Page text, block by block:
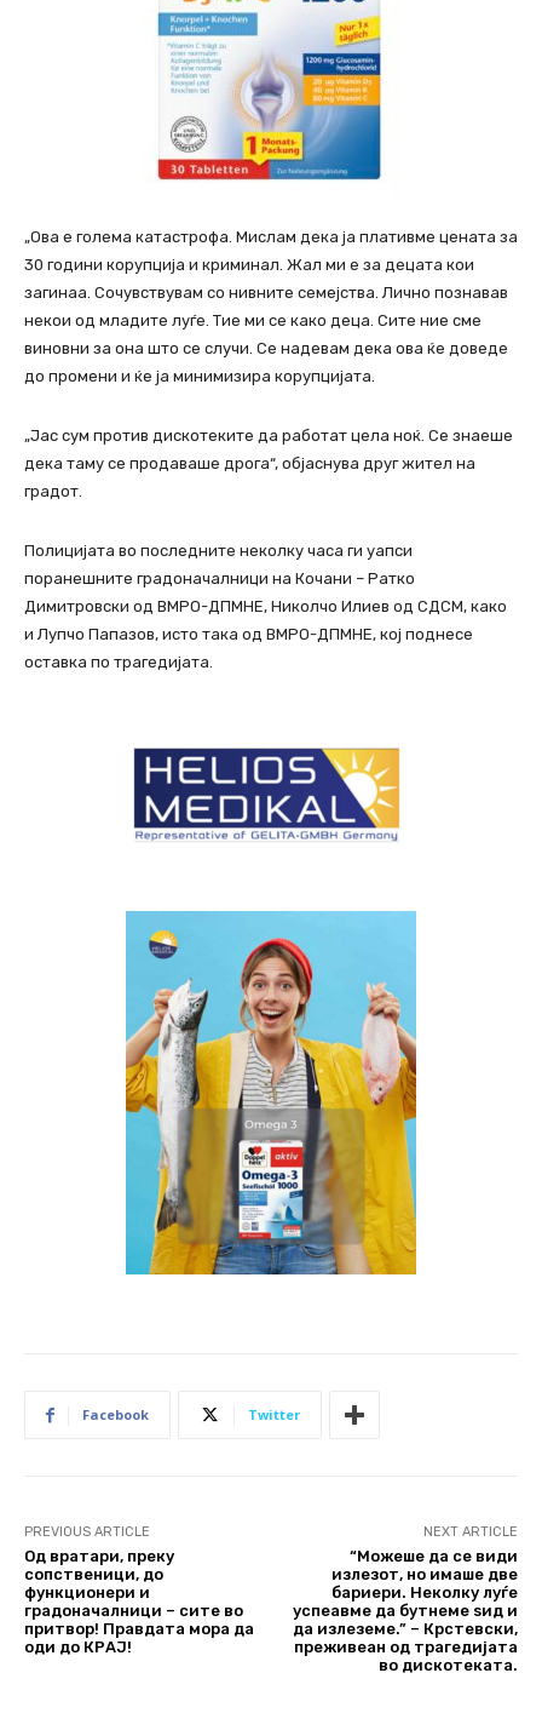
„Ова е голема катастрофа. Мислам дека ја плативме цената за
30 години корупција и криминал. Жал ми е за децата кои
загинаа. Сочувствувам со нивните семејства. Лично познавав
некои од младите луѓе. Тие ми се како деца. Сите ние сме
виновни за она што се случи. Се надевам дека ова ќе доведе
до промени и ќе ја минимизира корупцијата.
„Јас сум против дискотеките да работат цела ноќ. Се знаеше
дека таму се продаваше дрога“, објаснува друг жител на
градот.
Полицијата во последните неколку часа ги уапси
поранешните градоначалници на Кочани – Ратко
Димитровски од ВМРО-ДПМНЕ, Николчо Илиев од СДСМ, како
и Лупчо Папазов, исто така од ВМРО-ДПМНЕ, кој поднесе
оставка по трагедијата.
Facebook Twitter
PREVIOUS ARTICLE
Од вратари, преку
сопственици, до
функционери и
градоначалници – сите во
притвор! Правдата мора да
оди до КРАЈ!
NEXT ARTICLE
“Можеше да се види
излезот, но имаше две
бариери. Неколку луѓе
успеавме да бутнеме ѕид и
да излеземе.” – Крстевски,
преживеан од трагедијата
во дискотеката.